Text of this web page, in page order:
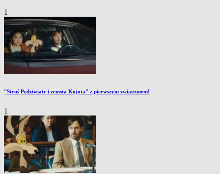
1
"Struś Pędziwiatr i zemsta Kojota" z pierwszym zwiastunem!
1